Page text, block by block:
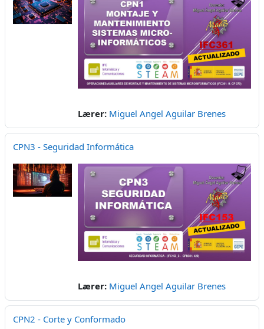
Lærer: Miguel Angel Aguilar Brenes
CPN3 - Seguridad Informática
Lærer: Miguel Angel Aguilar Brenes
CPN2 - Corte y Conformado